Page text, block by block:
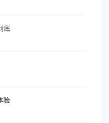
底
验